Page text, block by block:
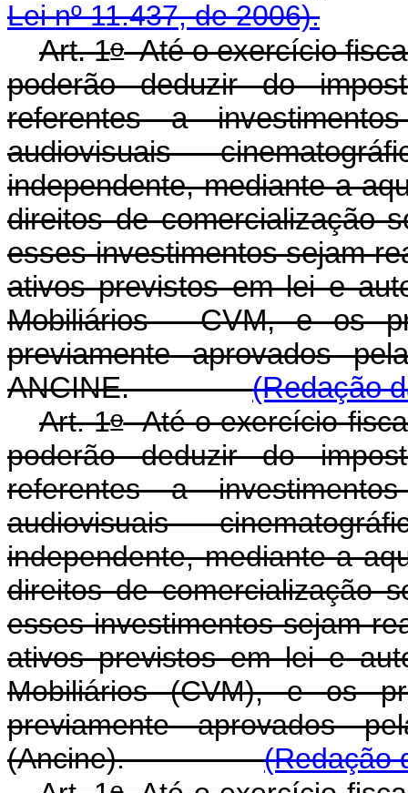
Lei nº 11.437, de 2006).
Art. 1oAté o exercício
poderão deduzir do
referentes a
audiovisuais
independente, mediante a
direitos de comercialização
esses investimentos sejam
ativos previstos em lei e
Mobiliários - CVM, e os
previamente aprovados
ANCINE.(Redação
Art. 1oAté o exercício
poderão deduzir do
referentes a
audiovisuais
independente, mediante a
direitos de comercialização
esses investimentos sejam
ativos previstos em lei e
Mobiliários (CVM), e os
previamente aprovados
(Ancine).(Redação